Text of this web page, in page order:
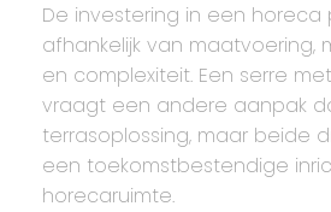
De investering in een horeca
afhankelijk van maatvoering,
en complexiteit. Een serre
vraagt een andere aanpak
terrasoplossing, maar beide
een toekomstbestendige
horecaruimte.